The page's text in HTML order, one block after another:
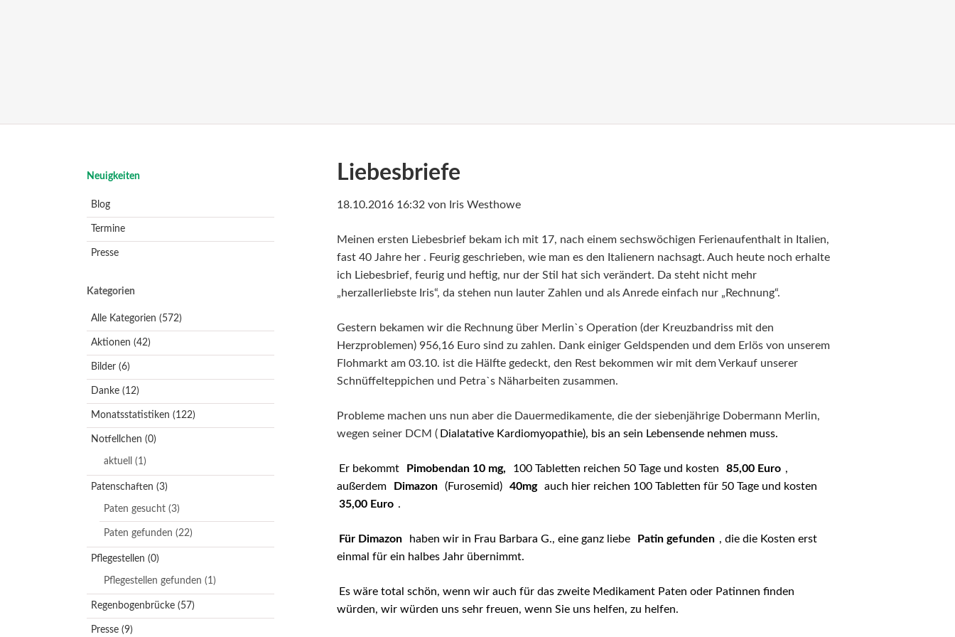
Liebesbriefe
18.10.2016 16:32 von Iris Westhowe
Meinen ersten Liebesbrief bekam ich mit 17, nach einem sechswöchigen Ferienaufenthalt in Italien,
fast 40 Jahre her . Feurig geschrieben, wie man es den Italienern nachsagt. Auch heute noch erhalte
ich Liebesbrief, feurig und heftig, nur der Stil hat sich verändert. Da steht nicht mehr
„herzallerliebste Iris“, da stehen nun lauter Zahlen und als Anrede einfach nur „Rechnung“.
Gestern bekamen wir die Rechnung über Merlin`s Operation (der Kreuzbandriss mit den
Herzproblemen) 956,16 Euro sind zu zahlen. Dank einiger Geldspenden und dem Erlös von unserem
Flohmarkt am 03.10. ist die Hälfte gedeckt, den Rest bekommen wir mit dem Verkauf unserer
Schnüffelteppichen und Petra`s Näharbeiten zusammen.
Probleme machen uns nun aber die Dauermedikamente, die der siebenjährige Dobermann Merlin,
wegen seiner DCM ( Dialatative Kardiomyopathie), bis an sein Lebensende nehmen muss.
Er bekommt Pimobendan 10 mg, 100 Tabletten reichen 50 Tage und kosten 85,00 Euro ,
außerdem
Dimazon (Furosemid) 40mg auch hier reichen 100 Tabletten für 50 Tage und kosten
35,00 Euro .
Für Dimazon haben wir in Frau Barbara G., eine ganz liebe Patin gefunden , die die Kosten erst
einmal für ein halbes Jahr übernimmt.
Es wäre total schön, wenn wir auch für das zweite Medikament Paten oder Patinnen finden
würden, wir würden uns sehr freuen, wenn Sie uns helfen, zu helfen.
Navigation
Neuigkeiten
Blog
Termine
Presse
Kategorien
Alle Kategorien (572)
Aktionen (42)
Bilder (6)
Danke (12)
Monatsstatistiken (122)
Notfellchen (0)
aktuell (1)
Patenschaften (3)
Paten gesucht (3)
Paten gefunden (22)
Pflegestellen (0)
Pflegestellen gefunden (1)
Regenbogenbrücke (57)
Presse (9)